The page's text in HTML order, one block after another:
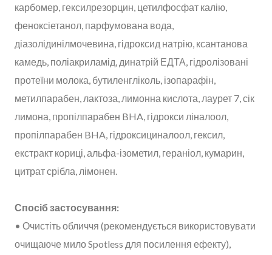
карбомер, гексилрезорцин, цетилфосфат калію,
феноксіетанол, парфумована вода,
діазолідинілмочевина, гідроксид натрію, ксантанова
камедь, поліакриламід, динатрій ЕДТА, гідролізовані
протеїни молока, бутиленгліколь, ізопарафін,
метилпарабен, лактоза, лимонна кислота, лаурет 7, сік
лимона, пропілпарабен BHA, гідрокси ліналоол,
пропілпарабен BHA, гідроксициналоол, гексил,
екстракт кориці, альфа-ізометил, гераніол, кумарин,
цитрат срібла, лімонен.
Спосіб застосування:
• Очистіть обличчя (рекомендується використовувати
очищаюче мило Spotless для посилення ефекту),